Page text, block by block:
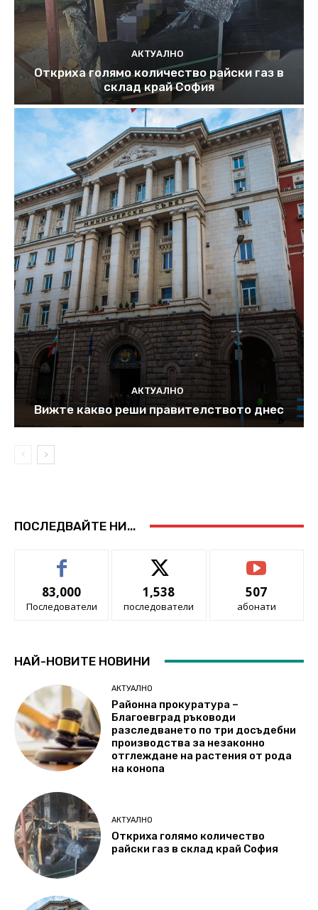
АКТУАЛНО
Откриха голямо количество райски газ в
склад край София
АКТУАЛНО
Вижте какво реши правителството днес
ПОСЛЕДВАЙТЕ НИ...
83,000
Последователи
1,538
последователи
507
абонати
НАЙ-НОВИТЕ НОВИНИ
АКТУАЛНО
Районна прокуратура –
Благоевград ръководи
разследването по три досъдебни
производства за незаконно
отглеждане на растения от рода
на конопа
АКТУАЛНО
Откриха голямо количество
райски газ в склад край София